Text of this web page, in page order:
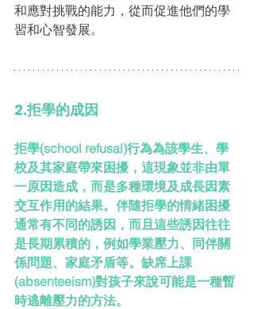
和應對挑戰的能力，從而促進他們的學
習和心智發展。
2.拒學的成因
拒學(school refusal)行為為該學生、學
校及其家庭帶來困擾，這現象並非由單
一原因造成，而是多種環境及成長因素
交互作用的結果。伴隨拒學的情緒困擾
通常有不同的誘因，而且這些誘因往往
是長期累積的，例如學業壓力、同伴關
係問題、家庭矛盾等。缺席上課
(absenteeism)對孩子來說可能是一種暫
時逃離壓力的方法。